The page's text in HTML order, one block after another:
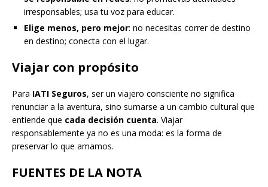
irresponsables; usa tu voz para educar.
Elige menos, pero mejor: no necesitas correr de destino
en destino; conecta con el lugar.
Viajar con propósito
Para IATI Seguros, ser un viajero consciente no significa
renunciar a la aventura, sino sumarse a un cambio cultural que
entiende que cada decisión cuenta. Viajar
responsablemente ya no es una moda: es la forma de
preservar lo que amamos.
FUENTES DE LA NOTA